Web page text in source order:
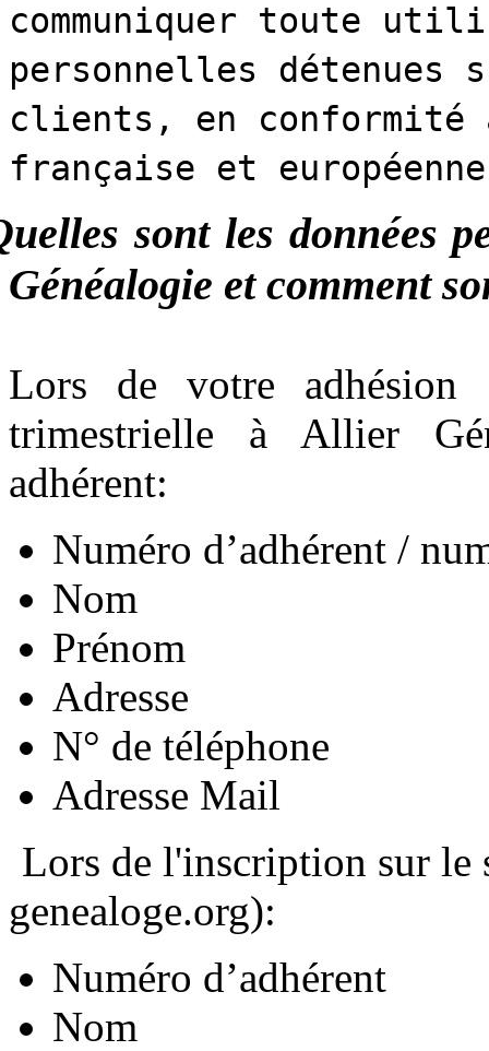
communiquer toute
personnelles détenues
clients, en conformité
française et
sont les données
Généalogie et comment
Lors de votre adhésion
trimestrielle à Allier
adhérent:
Numéro d’adhérent /
Nom
Prénom
Adresse
N° de téléphone
Adresse Mail
Lors de l'inscription sur
genealoge.org):
Numéro d’adhérent
Nom